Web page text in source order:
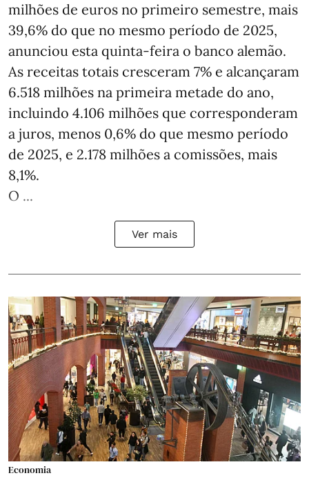
milhões de euros no primeiro semestre, mais
39,6% do que no mesmo período de 2025,
anunciou esta quinta-feira o banco alemão.
As receitas totais cresceram 7% e alcançaram
6.518 milhões na primeira metade do ano,
incluindo 4.106 milhões que corresponderam
a juros, menos 0,6% do que mesmo período
de 2025, e 2.178 milhões a comissões, mais
8,1%.
O ...
Ver mais
Economia